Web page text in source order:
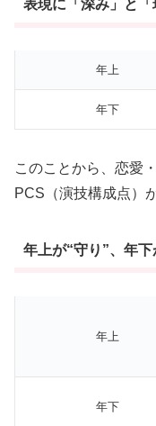
表現に「深み」と
年上
年下
このことから、恋愛
PCS（演技構成点）
年上が“守り”、年下
年上
年下